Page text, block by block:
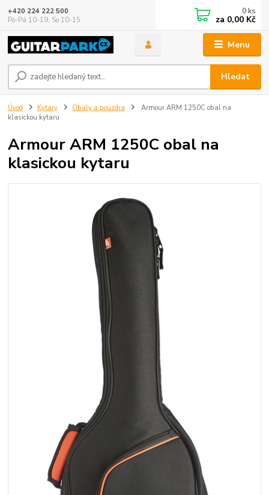
Menu
Hledat
+420 224 222 500
Po-Pá 10-19, So 10-15
0 ks
za 0,00 Kč
Úvod Kytary Obaly a pouzdra
Armour ARM 1250C obal na
klasickou kytaru
Armour ARM 1250C obal na
klasickou kytaru